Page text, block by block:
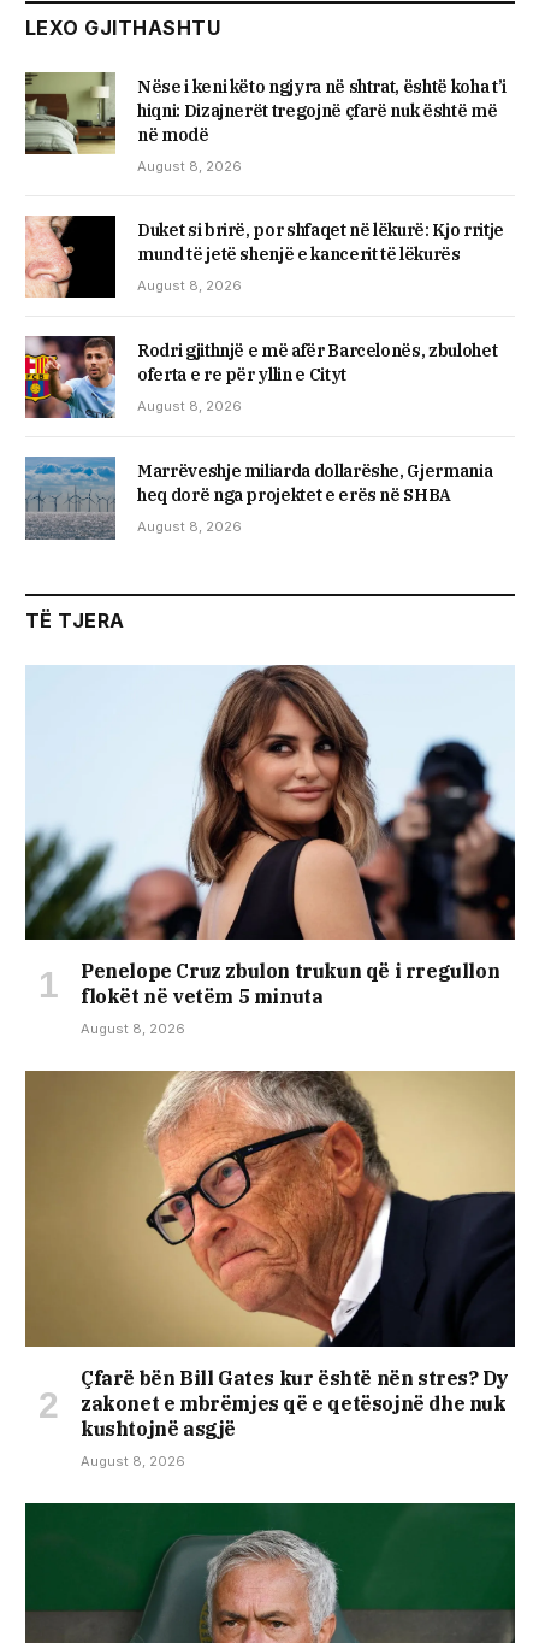
LEXO GJITHASHTU
Nëse i keni këto ngjyra në shtrat, është koha t’i
hiqni: Dizajnerët tregojnë çfarë nuk është më
në modë
August 8, 2026
Duket si brirë, por shfaqet në lëkurë: Kjo rritje
mund të jetë shenjë e kancerit të lëkurës
August 8, 2026
Rodri gjithnjë e më afër Barcelonës, zbulohet
oferta e re për yllin e Cityt
August 8, 2026
Marrëveshje miliarda dollarëshe, Gjermania
heq dorë nga projektet e erës në SHBA
August 8, 2026
TË TJERA
Penelope Cruz zbulon trukun që i rregullon
flokët në vetëm 5 minuta
August 8, 2026
Çfarë bën Bill Gates kur është nën stres? Dy
zakonet e mbrëmjes që e qetësojnë dhe nuk
kushtojnë asgjë
August 8, 2026